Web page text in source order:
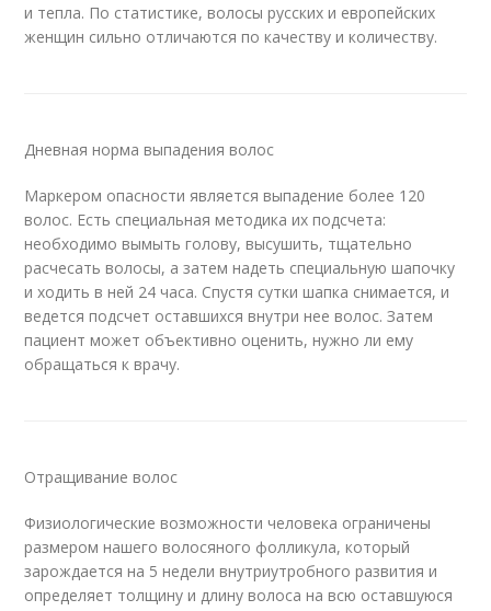
и тепла. По статистике, волосы русских и европейских
женщин сильно отличаются по качеству и количеству.
Дневная норма выпадения волос
Маркером опасности является выпадение более 120
волос. Есть специальная методика их подсчета:
необходимо вымыть голову, высушить, тщательно
расчесать волосы, а затем надеть специальную шапочку
и ходить в ней 24 часа. Спустя сутки шапка снимается, и
ведется подсчет оставшихся внутри нее волос. Затем
пациент может объективно оценить, нужно ли ему
обращаться к врачу.
Отращивание волос
Физиологические возможности человека ограничены
размером нашего волосяного фолликула, который
зарождается на 5 недели внутриутробного развития и
определяет толщину и длину волоса на всю оставшуюся